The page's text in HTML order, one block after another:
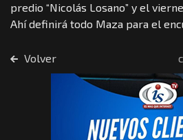
predio “Nicolás Losano” y el
Ahí definirá todo Maza para el
Volver